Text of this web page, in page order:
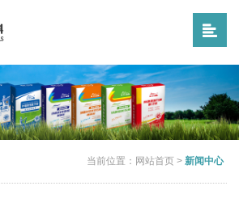
当前位置： 网站首页 > 新闻中心